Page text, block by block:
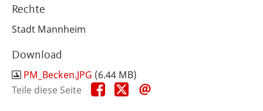
Rechte
Stadt Mannheim
Download
PM_Becken.JPG (6.44 MB)
Teile diese Seite
Teile
diese
Teile
diese